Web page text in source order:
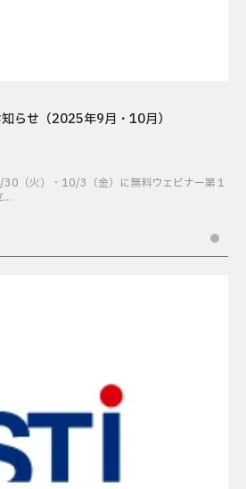
らせ（2025年9月・10月）
（火）・10/3（金）に無料ウェビナー第１